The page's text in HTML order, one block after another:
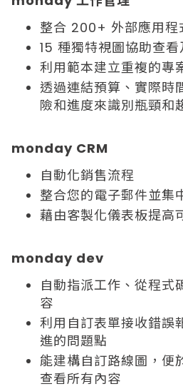
整合 200+ 外部應用程
15 種獨特視圖協助查
利用範本建立重複的專
透過連結預算、實際時
險和進度來識別瓶頸和
monday CRM
自動化銷售流程
整合您的電子郵件並集
藉由客製化儀表板提高
monday dev
自動指派工作、從程式
容
利用自訂表單接收錯誤
進的問題點
能建構自訂路線圖，便
查看所有內容